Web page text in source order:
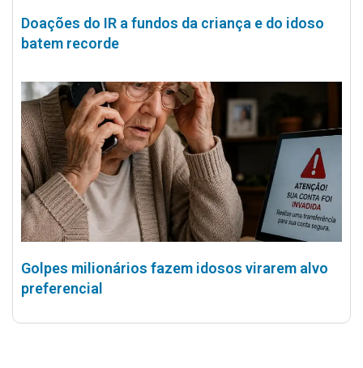
Doações do IR a fundos da criança e do idoso
batem recorde
Golpes milionários fazem idosos virarem alvo
preferencial